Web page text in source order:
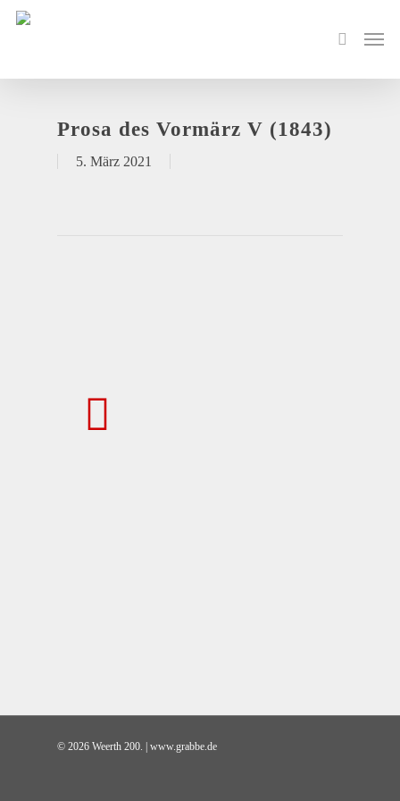
Prosa des Vormärz V (1843)
5. März 2021
© 2026 Weerth 200. | www.grabbe.de